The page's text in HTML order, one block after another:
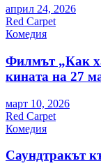
април 24, 2026
Red Carpet
Комедия
Филмът „Как
кината на 27
март 10, 2026
Red Carpet
Комедия
Саундтракът